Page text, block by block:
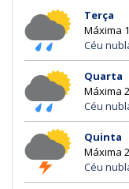
Terça
Máxima
Céu
Quarta
Máxima
Céu
Quinta
Máxima
Céu